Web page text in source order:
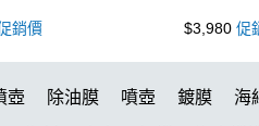
銷價 $3,980促
壺 除油膜 噴壺 鍍膜 海